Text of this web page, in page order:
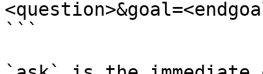
```